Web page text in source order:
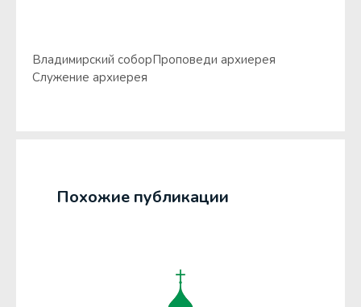
Владимирский соборПроповеди архиерея
Служение архиерея
Похожие публикации